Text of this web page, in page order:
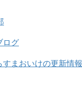
ログ
すまおいけの更新情報